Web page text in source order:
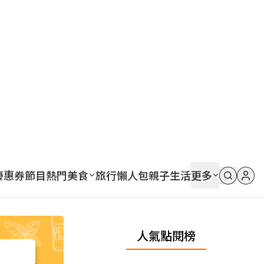
惠券節目熱門美食 旅行懶人包親子生活更多
人氣點閱榜